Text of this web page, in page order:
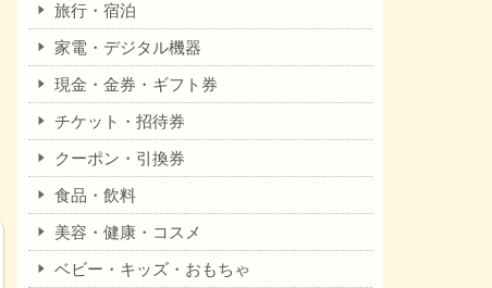
旅行・宿泊
家電・デジタル機器
現金・金券・ギフト券
チケット・招待券
クーポン・引換券
食品・飲料
美容・健康・コスメ
ベビー・キッズ・おもちゃ